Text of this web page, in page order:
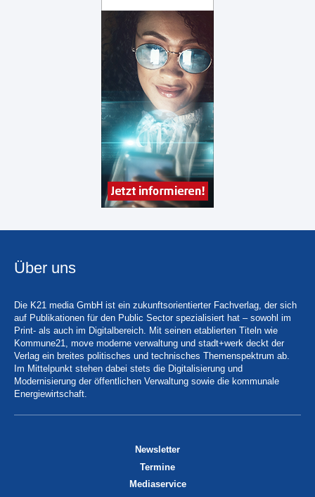
Über uns
Die K21 media GmbH ist ein zukunftsorientierter Fachverlag, der sich
auf Publikationen für den Public Sector spezialisiert hat – sowohl im
Print- als auch im Digitalbereich. Mit seinen etablierten Titeln wie
Kommune21, move moderne verwaltung und stadt+werk deckt der
Verlag ein breites politisches und technisches Themenspektrum ab.
Im Mittelpunkt stehen dabei stets die Digitalisierung und
Modernisierung der öffentlichen Verwaltung sowie die kommunale
Energiewirtschaft.
Newsletter
Termine
Mediaservice